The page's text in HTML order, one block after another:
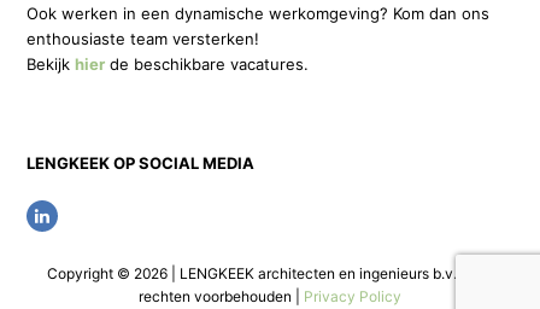
Ook werken in een dynamische werkomgeving? Kom dan ons
enthousiaste team versterken!
Bekijkhier de beschikbare vacatures.
LENGKEEK OP SOCIAL MEDIA
L
n
Copyright © 2026 | LENGKEEK architecten en ingenieurs b.v. | Alle
rechten voorbehouden | Privacy Policy